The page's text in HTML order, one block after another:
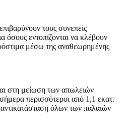
τους συνεπείς
όσους εντοπίζονται να κλέβουν
μέσω της αναθεωρημένης
στη μείωση των απωλειών
περισσότεροι από 1,1 εκατ.
αντικατάσταση όλων των παλαιών